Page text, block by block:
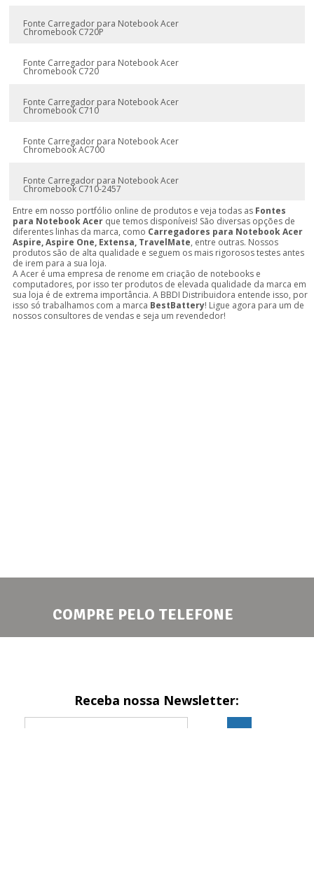
Fonte Carregador para Notebook Acer
Chromebook C720P
Fonte Carregador para Notebook Acer
Chromebook C720
Fonte Carregador para Notebook Acer
Chromebook C710
Fonte Carregador para Notebook Acer
Chromebook AC700
Fonte Carregador para Notebook Acer
Chromebook C710-2457
Entre em nosso portfólio online de produtos e veja todas as Fontes
para Notebook Acer que temos disponíveis! São diversas opções de
diferentes linhas da marca, como Carregadores para Notebook Acer
Aspire, Aspire One, Extensa, TravelMate, entre outras. Nossos
produtos são de alta qualidade e seguem os mais rigorosos testes antes
de irem para a sua loja.
A Acer é uma empresa de renome em criação de notebooks e
computadores, por isso ter produtos de elevada qualidade da marca em
sua loja é de extrema importância. A BBDI Distribuidora entende isso, por
isso só trabalhamos com a marca BestBattery! Ligue agora para um de
nossos consultores de vendas e seja um revendedor!
COMPRE PELO TELEFONE
Receba nossa Newsletter: